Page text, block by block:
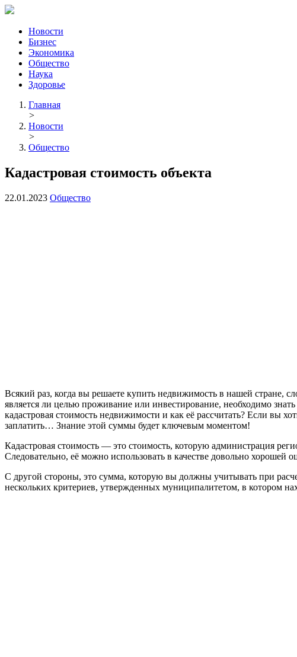
Новости
Бизнес
Экономика
Общество
Наука
Здоровье
Главная
>
Новости
>
Общество
Кадастровая стоимость объекта
22.01.2023 Общество
Всякий раз, когда вы решаете купить недвижимость в нашей стране,
является ли целью проживание или инвестирование, необходимо
кадастровая стоимость недвижимости и как её рассчитать? Если вы
заплатить… Знание этой суммы будет ключевым моментом!
Кадастровая стоимость — это стоимость, которую администрация
Следовательно, её можно использовать в качестве довольно хорошей
С другой стороны, это сумма, которую вы должны учитывать при
нескольких критериев, утвержденных муниципалитетом, в котором